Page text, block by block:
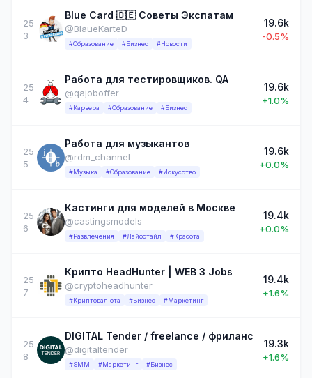
25
3
Blue Card 🇩🇪 Советы Экспатам
@BlaueKarteD
#Образование #Бизнес #Новости
19.6k
-0.5%
25
4
Работа для тестировщиков. QA
@qajoboffer
#Карьера #Образование #Бизнес
19.6k
+1.0%
25
5
Работа для музыкантов
@rdm_channel
#Музыка #Образование #Искусство
19.6k
+0.0%
25
6
Кастинги для моделей в Москве
@castingsmodels
#Развлечения #Лайфстайл #Красота
19.4k
+0.0%
25
7
Крипто HeadHunter | WEB 3 Jobs
@cryptoheadhunter
#Криптовалюта #Бизнес #Маркетинг
19.4k
+1.6%
25
8
DIGITAL Tender / freelance / фриланс
@digitaltender
#SMM #Маркетинг #Бизнес
19.3k
+1.6%